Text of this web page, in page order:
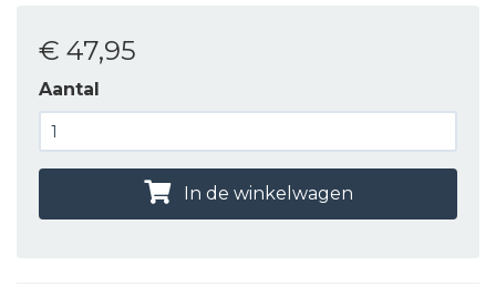
€ 47,95
Aantal
In de winkelwagen